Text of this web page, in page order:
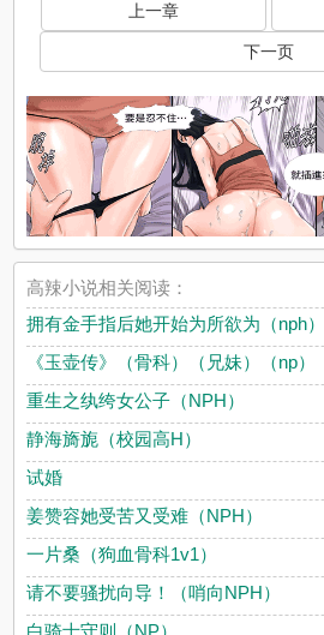
上一章
下一页
高辣小说相关阅读：
拥有金手指后她开始为所欲为（nph）
《玉壶传》（骨科）（兄妹）（np）
重生之纨绔女公子（NPH）
静海旖旎（校园高H）
试婚
姜赞容她受苦又受难（NPH）
一片桑（狗血骨科1v1）
请不要骚扰向导！（哨向NPH）
白骑士守则（NP）